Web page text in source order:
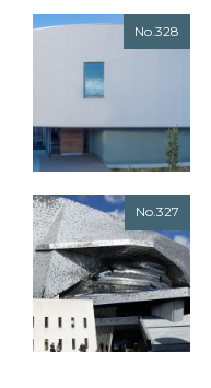
No.328
No.327